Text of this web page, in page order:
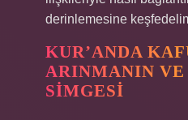
derinlemesine
KUR’ANDA
ARINMANIN VE
SIMGESI